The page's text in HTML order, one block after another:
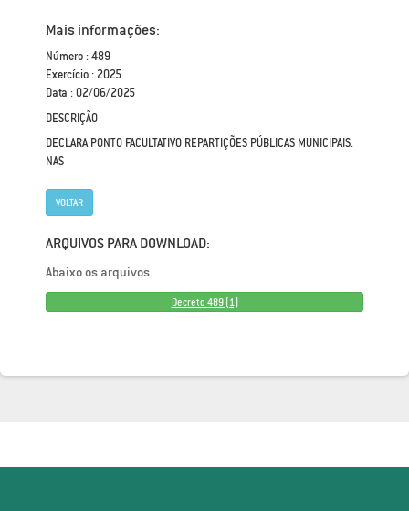
Mais informações:
Número : 489
Exercício : 2025
Data : 02/06/2025
DESCRIÇÃO
DECLARA PONTO FACULTATIVO REPARTIÇÕES PÚBLICAS MUNICIPAIS.
NAS
VOLTAR
ARQUIVOS PARA DOWNLOAD:
Abaixo os arquivos.
Decreto 489 (1)